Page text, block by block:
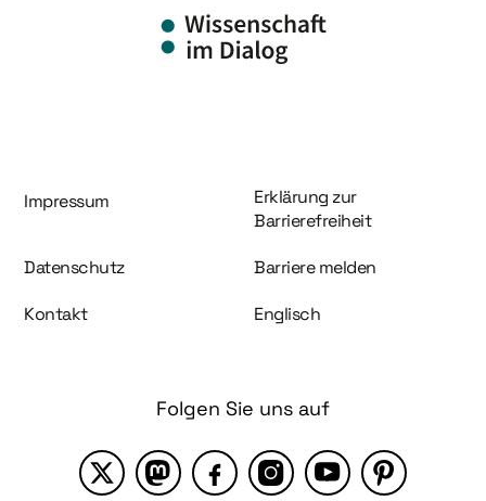
Information und Service
Impressum
Erklärung zur
Barrierefreiheit
Datenschutz Barriere melden
Kontakt Englisch
Folgen Sie uns auf